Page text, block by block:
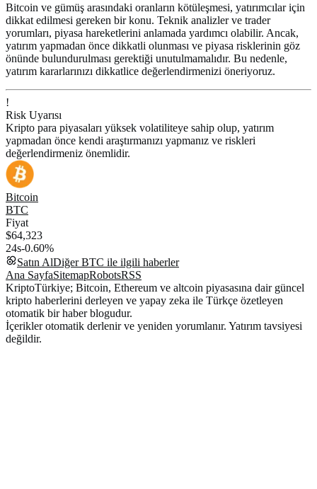
Bitcoin ve gümüş arasındaki oranların kötüleşmesi, yatırımcılar için
dikkat edilmesi gereken bir konu. Teknik analizler ve trader
yorumları, piyasa hareketlerini anlamada yardımcı olabilir. Ancak,
yatırım yapmadan önce dikkatli olunması ve piyasa risklerinin göz
önünde bulundurulması gerektiği unutulmamalıdır. Bu nedenle,
yatırım kararlarınızı dikkatlice değerlendirmenizi öneriyoruz.
!
Risk Uyarısı
Kripto para piyasaları yüksek volatiliteye sahip olup, yatırım
yapmadan önce kendi araştırmanızı yapmanız ve riskleri
değerlendirmeniz önemlidir.
Bitcoin
BTC
Fiyat
$64,323
24s-0.60%
Satın AlDiğerBTC ile ilgili haberler
Ana SayfaSitemapRobotsRSS
KriptoTürkiye; Bitcoin, Ethereum ve altcoin piyasasına dair güncel
kripto haberlerini derleyen ve yapay zeka ile Türkçe özetleyen
otomatik bir haber blogudur.
İçerikler otomatik derlenir ve yeniden yorumlanır. Yatırım tavsiyesi
değildir.